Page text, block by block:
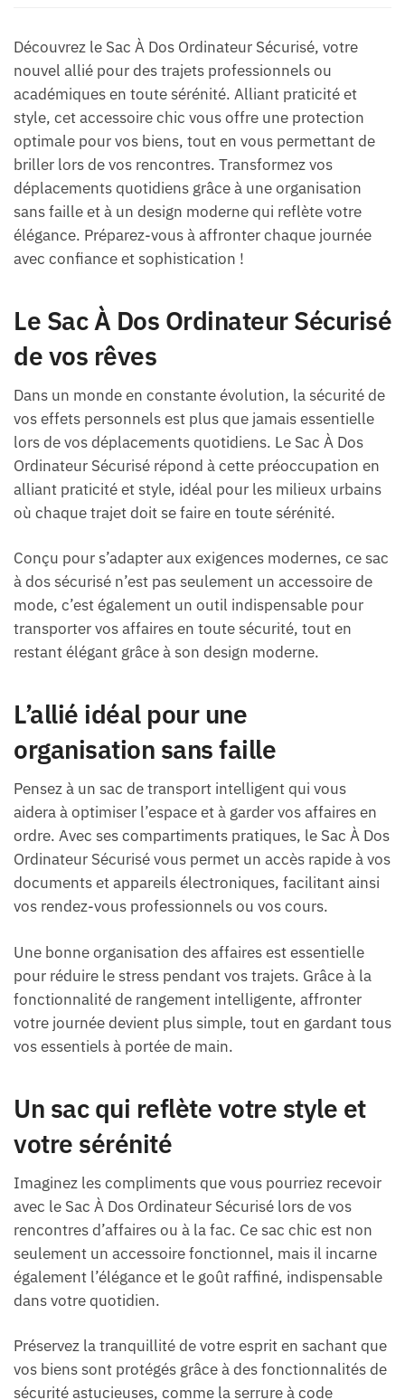
Découvrez le Sac À Dos Ordinateur Sécurisé, votre
nouvel allié pour des trajets professionnels ou
académiques en toute sérénité. Alliant praticité et
style, cet accessoire chic vous offre une protection
optimale pour vos biens, tout en vous permettant de
briller lors de vos rencontres. Transformez vos
déplacements quotidiens grâce à une organisation
sans faille et à un design moderne qui reflète votre
élégance. Préparez-vous à affronter chaque journée
avec confiance et sophistication !
Le Sac À Dos Ordinateur Sécurisé
de vos rêves
Dans un monde en constante évolution, la sécurité de
vos effets personnels est plus que jamais essentielle
lors de vos déplacements quotidiens. Le Sac À Dos
Ordinateur Sécurisé répond à cette préoccupation en
alliant praticité et style, idéal pour les milieux urbains
où chaque trajet doit se faire en toute sérénité.
Conçu pour s’adapter aux exigences modernes, ce sac
à dos sécurisé n’est pas seulement un accessoire de
mode, c’est également un outil indispensable pour
transporter vos affaires en toute sécurité, tout en
restant élégant grâce à son design moderne.
L’allié idéal pour une
organisation sans faille
Pensez à un sac de transport intelligent qui vous
aidera à optimiser l’espace et à garder vos affaires en
ordre. Avec ses compartiments pratiques, le Sac À Dos
Ordinateur Sécurisé vous permet un accès rapide à vos
documents et appareils électroniques, facilitant ainsi
vos rendez-vous professionnels ou vos cours.
Une bonne organisation des affaires est essentielle
pour réduire le stress pendant vos trajets. Grâce à la
fonctionnalité de rangement intelligente, affronter
votre journée devient plus simple, tout en gardant tous
vos essentiels à portée de main.
Un sac qui reflète votre style et
votre sérénité
Imaginez les compliments que vous pourriez recevoir
avec le Sac À Dos Ordinateur Sécurisé lors de vos
rencontres d’affaires ou à la fac. Ce sac chic est non
seulement un accessoire fonctionnel, mais il incarne
également l’élégance et le goût raffiné, indispensable
dans votre quotidien.
Préservez la tranquillité de votre esprit en sachant que
vos biens sont protégés grâce à des fonctionnalités de
sécurité astucieuses, comme la serrure à code